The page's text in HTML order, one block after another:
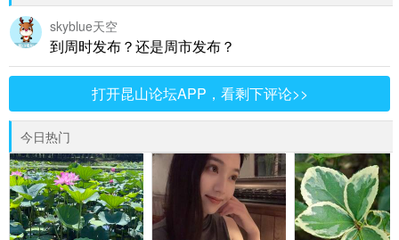
skyblue天空
到周时发布？还是周市发布？
打开昆山论坛APP，看剩下评论>>
今日热门